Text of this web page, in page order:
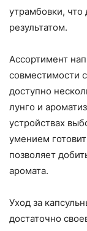
утрамбовки, что
результатом.
Ассортимент
совместимости
доступно
лунго и
устройствах
умением
позволяет
аромата.
Уход за
достаточно